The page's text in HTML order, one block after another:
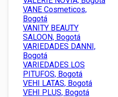
VANE Cosmeticos,
Bogotá
VANITY BEAUTY
SALOON, Bogotá
VARIEDADES DANNI,
Bogotá
VARIEDADES LOS
PITUFOS, Bogotá
VEHI LATAS, Bogotá
VEHI PLUS, Bogotá